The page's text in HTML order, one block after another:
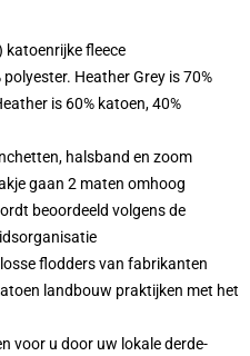
fleece
Heather Grey is 70%
is 60% katoen, 40%
halsband en zoom
gaan 2 maten omhoog
beoordeeld volgens de
flodders van fabrikanten
landbouw praktijken met het
voor u door uw lokale derde-